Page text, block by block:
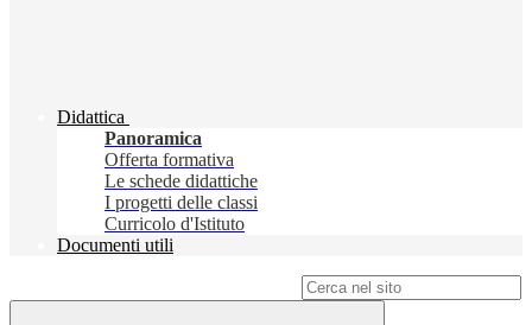
Didattica
Panoramica
Offerta formativa
Le schede didattiche
I progetti delle classi
Curricolo d'Istituto
Documenti utili